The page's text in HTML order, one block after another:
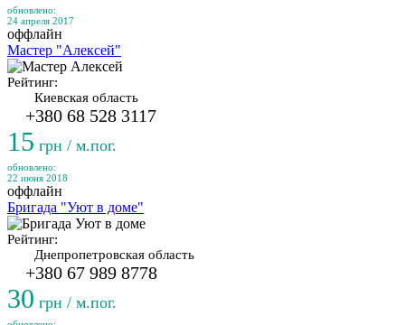
обновлено:
24 апреля 2017
оффлайн
Мастер "Алексей"
Рейтинг:
Киевская область
+380 68 528 3117
15 грн / м.пог.
обновлено:
22 июня 2018
оффлайн
Бригада "Уют в доме"
Рейтинг:
Днепропетровская область
+380 67 989 8778
30 грн / м.пог.